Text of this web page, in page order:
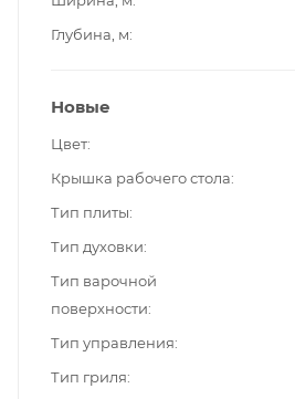
Глубина, м
Новые
Цвет
Крышка рабочего стола
Тип плиты
Тип духовки
Тип варочной
поверхности
Тип управления
Тип гриля